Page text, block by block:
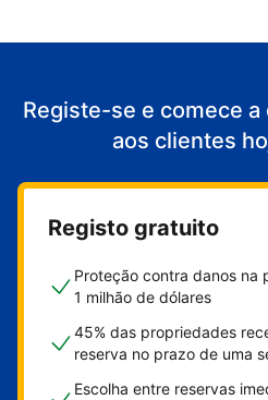
Registe-se e comece
aos clientes
Registo gratuito
Proteção contra danos na
1 milhão de dólares
45% das propriedades
reserva no prazo de uma
Escolha entre reservas